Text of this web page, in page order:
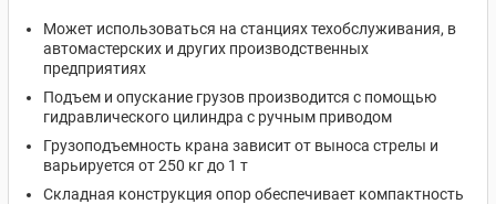
Может использоваться на станциях техобслуживания, в
автомастерских и других производственных
предприятиях
Подъем и опускание грузов производится с помощью
гидравлического цилиндра с ручным приводом
Грузоподъемность крана зависит от выноса стрелы и
варьируется от 250 кг до 1 т
Складная конструкция опор обеспечивает компактность